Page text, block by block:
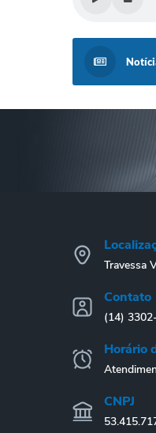
Travessa
Contato
(14)
Horário
CNPJ